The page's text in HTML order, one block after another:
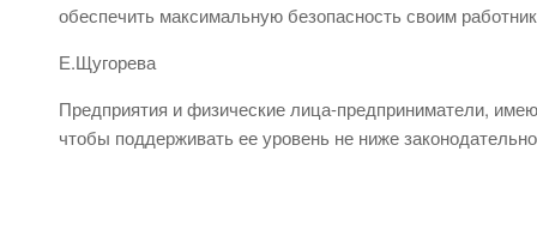
обеспечить максимальную безопасность своим
Е.Щугорева
Предприятия и физические лица-предприниматели,
чтобы поддерживать ее уровень не ниже